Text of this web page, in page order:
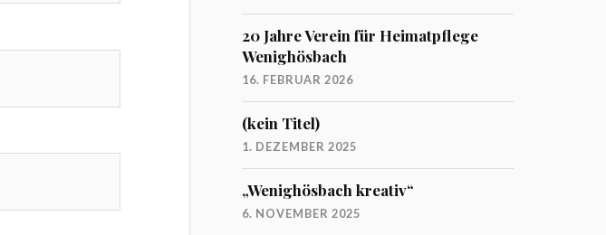
20 Jahre Verein für Heimatpflege
Wenighösbach
16. FEBRUAR 2026
(kein Titel)
1. DEZEMBER 2025
„Wenighösbach kreativ“
6. NOVEMBER 2025